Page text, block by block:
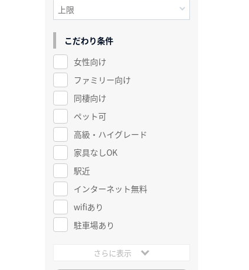
こだわり条件
女性向け
ファミリー向け
同棲向け
ペット可
高級・ハイグレード
家具なしOK
駅近
インターネット無料
wifiあり
駐車場あり
さらに表示